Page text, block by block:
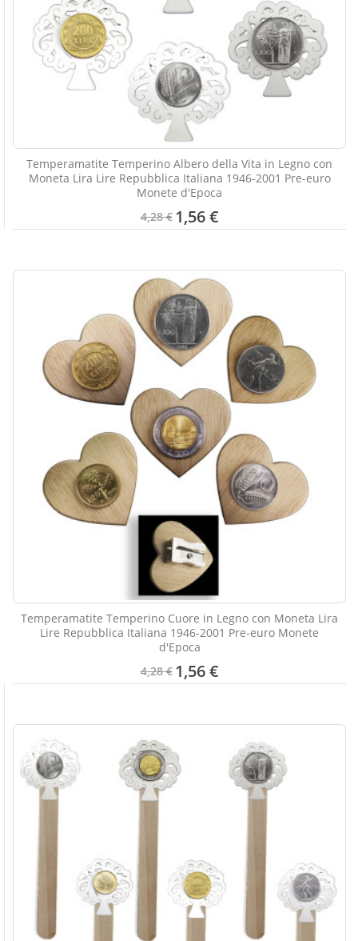
Temperamatite Temperino Albero della Vita in Legno con
Moneta Lira Lire Repubblica Italiana 1946-2001 Pre-euro
Monete d'Epoca
4,28 € 1,56 €
Temperamatite Temperino Cuore in Legno con Moneta Lira
Lire Repubblica Italiana 1946-2001 Pre-euro Monete
d'Epoca
4,28 € 1,56 €